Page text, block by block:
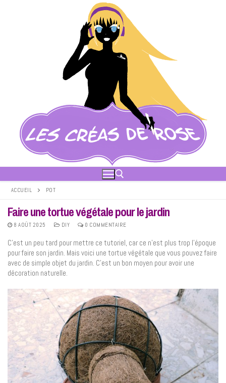
Rechercher :
ACCUEIL POT
Faire une tortue végétale pour le jardin
8 AOÛT 2025 DIY 0 COMMENTAIRE
C’est un peu tard pour mettre ce tutoriel, car ce n’est plus trop l’époque
pour faire son jardin. Mais voici une tortue végétale que vous pouvez faire
avec de simple objet du jardin. C’est un bon moyen pour avoir une
décoration naturelle.